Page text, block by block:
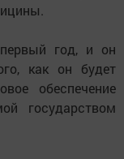
год, и он
как он будет
обеспечение
государством